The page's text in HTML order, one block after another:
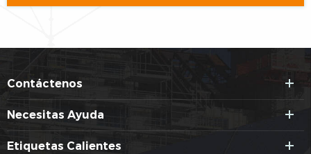
Contáctenos
Necesitas Ayuda
Etiquetas Calientes